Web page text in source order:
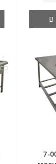
В
7-